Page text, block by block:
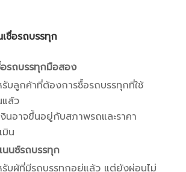
ชื่อรถบรรทุก
รถบรรทุกมือสอง
รับลูกค้าที่ต้องการซื้อรถบรรทุกที่ใช้
ล้ว
งินอาจขึ้นอยู่กับสภาพรถและราคา
มิน
นนซ์รถบรรทุก
รับผู้ที่มีรถบรรทุกอยู่แล้ว แต่ยังผ่อนไม่